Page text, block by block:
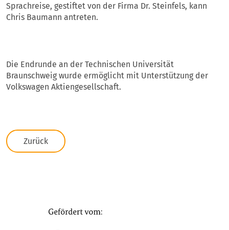
Sprachreise, gestiftet von der Firma Dr. Steinfels, kann
Chris Baumann antreten.
Die Endrunde an der Technischen Universität
Braunschweig wurde ermöglicht mit Unterstützung der
Volkswagen Aktiengesellschaft.
Zurück